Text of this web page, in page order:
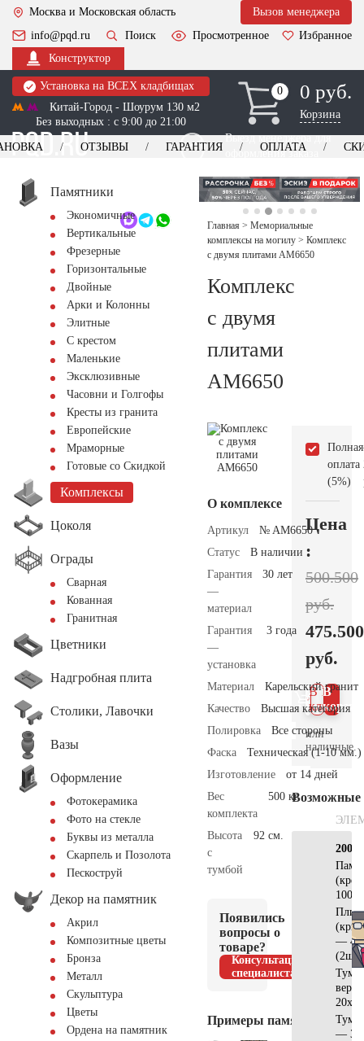
Москва и Московская область
Вызов менеджера
info@pqd.ru
Поиск Просмотренное
Избранное
Конструктор
Установка на ВСЕХ кладбищах
Китай-Город - Шоурум 130 м2
Без выходных : с 9:00 до 21:00
0
0 0 руб.
Корзина
Выезд менеджера для
оформления заказа
+7 (495) 518-44-23
Обратный звонок
ОТЗЫВЫ ГАРАНТИЯ ОПЛАТА
Памятники
Экономичные
Вертикальные
Фрезерные
Горизонтальные
Двойные
Арки и Колонны
Элитные
С крестом
Маленькие
Эксклюзивные
Часовни и Голгофы
Кресты из гранита
Европейские
Мраморные
Готовые со Скидкой
Комплексы
Цоколя
Ограды
Сварная
Кованная
Гранитная
Цветники
Надгробная плита
Столики, Лавочки
Вазы
Оформление
Фотокерамика
Фото на стекле
Буквы из металла
Скарпель и Позолота
Пескоструй
Декор на памятник
Акрил
Композитные цветы
Бронза
Металл
Скульптура
Цветы
Ордена на памятник
Главная > Мемориальные
комплексы на могилу > Комплекс
с двумя плитами AM6650
Комплекс
с двумя
плитами
AM6650
О комплексе
Артикул
№ AM6650
Статус
В наличии
Гарантия
—
материал
30 лет
Гарантия
—
установка
3 года
Материал
Карельский гранит
Качество
Высшая категория
Полировка
Все стороны
Фаска
Техническая (1-10 мм.)
Изготовление
от 14 дней
Вес
комплекта
500 кг.
Высота
с
тумбой
92 см.
Появились
вопросы о
товаре?
Консультация
специалиста
Примеры памятников
Полная
оплата
(5%)
Цена
:
500.500
руб.
475.500
руб.
В
В 1
клик
или
наличные.
Возможные
—
(2шт)
—